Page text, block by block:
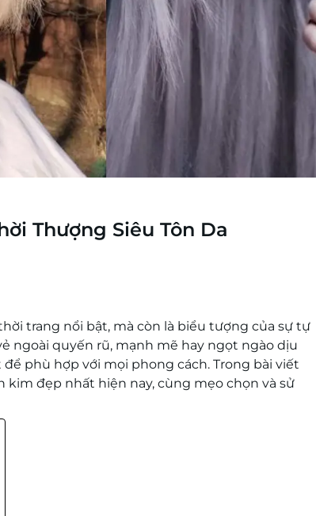
Thượng Siêu Tôn Da
trang nổi bật, mà còn là biểu tượng của sự tự
ngoài quyến rũ, mạnh mẽ hay ngọt ngào dịu
phù hợp với mọi phong cách. Trong bài viết
đẹp nhất hiện nay, cùng mẹo chọn và sử